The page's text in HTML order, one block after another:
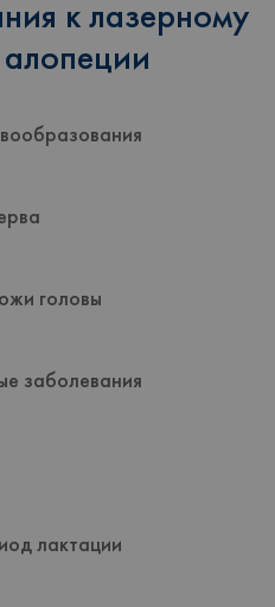
к лазерному
головы
заболевания
лактации